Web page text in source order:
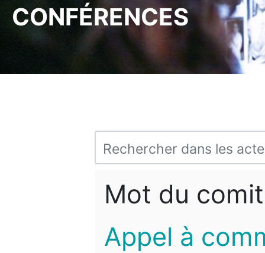
CONFÉRENCES
Mot du
Appel à